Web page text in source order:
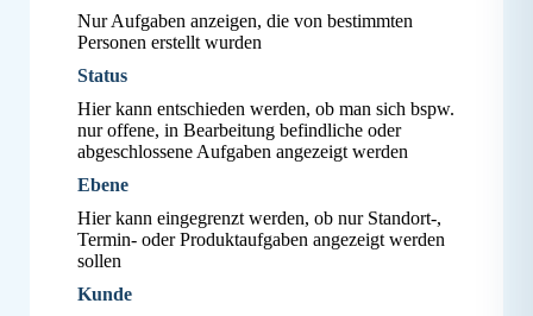
Nur Aufgaben anzeigen, die von bestimmten
Personen erstellt wurden
Status
Hier kann entschieden werden, ob man sich bspw.
nur offene, in Bearbeitung befindliche oder
abgeschlossene Aufgaben angezeigt werden
Ebene
Hier kann eingegrenzt werden, ob nur Standort-,
Termin- oder Produktaufgaben angezeigt werden
sollen
Kunde